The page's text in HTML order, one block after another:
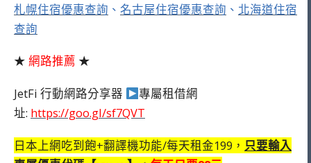
札幌住宿優惠查詢 、 名古屋住宿優惠查詢 、 北海道住宿
查詢
★ 網路推薦 ★
JetFi 行動網路分享器
專屬租借網
址: https://goo.gl/sf7QVT
日本上網吃到飽+翻譯機功能/每天租金199， 只要輸入